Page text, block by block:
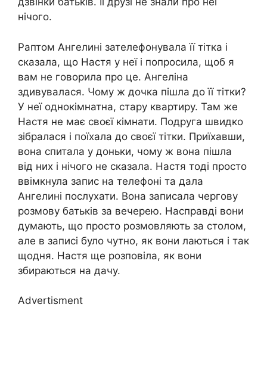
нічого.
Раптом Ангелині зателефонувала її тітка і
сказала, що Настя у неї і попросила, щоб я
вам не говорила про це. Ангеліна
здивувалася. Чому ж дочка пішла до її тітки?
У неї однокімнатна, стару квартиру. Там же
Настя не має своєї кімнати. Подруга швидко
зібралася і поїхала до своєї тітки. Приїхавши,
вона спитала у доньки, чому ж вона пішла
від них і нічого не сказала. Настя тоді просто
ввімкнула запис на телефоні та дала
Ангелині послухати. Вона записала чергову
розмову батьків за вечерею. Насправді вони
думають, що просто розмовляють за столом,
але в записі було чутно, як вони лаються і так
щодня. Настя ще розповіла, як вони
збираються на дачу.
Advertisment